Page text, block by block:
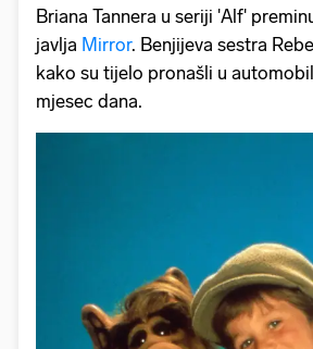
Briana Tannera u seriji 'Alf'
javlja Mirror. Benjijeva sestra
kako su tijelo pronašli u
mjesec dana.